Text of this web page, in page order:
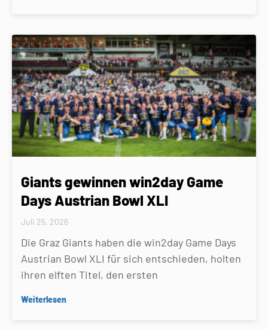
Giants gewinnen win2day Game
Days Austrian Bowl XLI
Juli 25, 2026
Die Graz Giants haben die win2day Game Days
Austrian Bowl XLI für sich entschieden, holten
ihren elften Titel, den ersten
Weiterlesen